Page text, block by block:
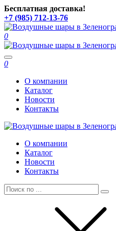
Бесплатная доставка!
+7 (985) 712-13-76
0
Toggle
navigation
0
О компании
Каталог
Новости
Контакты
О компании
Каталог
Новости
Контакты